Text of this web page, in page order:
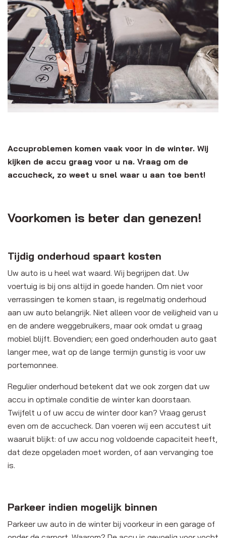
Accuproblemen komen vaak voor in de winter. Wij
kijken de accu graag voor u na. Vraag om de
accucheck, zo weet u snel waar u aan toe bent!
Voorkomen is beter dan genezen!
Tijdig onderhoud spaart kosten
Uw auto is u heel wat waard. Wij begrijpen dat. Uw
voertuig is bij ons altijd in goede handen. Om niet voor
verrassingen te komen staan, is regelmatig onderhoud
aan uw auto belangrijk. Niet alleen voor de veiligheid van u
en de andere weggebruikers, maar ook omdat u graag
mobiel blijft. Bovendien; een goed onderhouden auto gaat
langer mee, wat op de lange termijn gunstig is voor uw
portemonnee.
Regulier onderhoud betekent dat we ook zorgen dat uw
accu in optimale conditie de winter kan doorstaan.
Twijfelt u of uw accu de winter door kan? Vraag gerust
even om de accucheck. Dan voeren wij een accutest uit
waaruit blijkt: of uw accu nog voldoende capaciteit heeft,
dat deze opgeladen moet worden, of aan vervanging toe
is.
Parkeer indien mogelijk binnen
Parkeer uw auto in de winter bij voorkeur in een garage of